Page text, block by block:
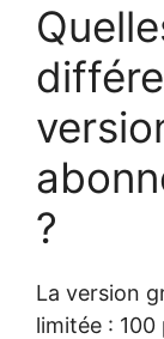
?
La version
limitée :